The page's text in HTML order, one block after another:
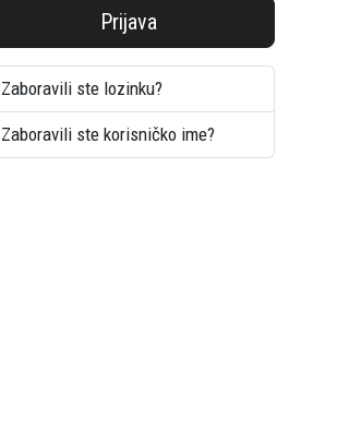
Prijava
Zaboravili ste lozinku?
Zaboravili ste korisničko ime?